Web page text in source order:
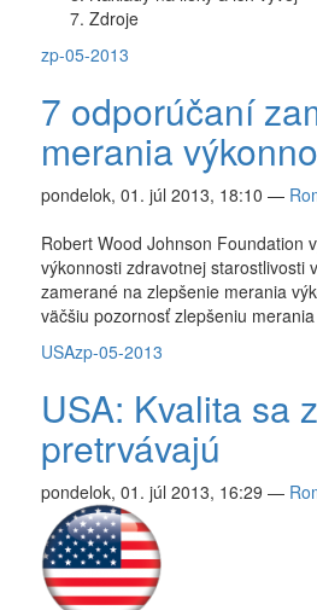
Zdroje
zp-05-2013
7 odporúčaní
merania
pondelok, 01. júl 2013, 18:10 —
Robert Wood Johnson Foundation
výkonnosti zdravotnej starostlivosti
zamerané na zlepšenie merania
väčšiu pozornosť zlepšeniu
USAzp-05-2013
USA: Kvalita sa
pretrvávajú
pondelok, 01. júl 2013, 16:29 —